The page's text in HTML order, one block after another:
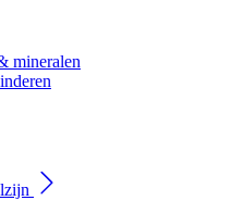
mineralen